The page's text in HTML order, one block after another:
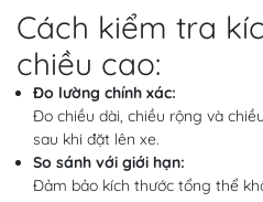
Cách kiểm tra
chiều cao:
Đo lường chính xác:
Đo chiều dài, chiều rộng và
sau khi đặt lên xe.
So sánh với giới hạn:
Đảm bảo kích thước tổng thể